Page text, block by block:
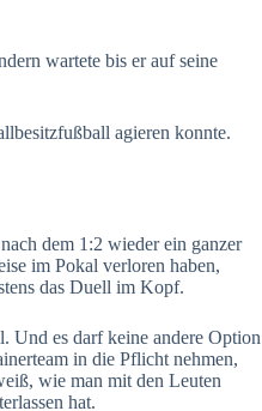
wartete bis er auf seine
agieren konnte.
dem 1:2 wieder ein ganzer
im Pokal verloren haben,
das Duell im Kopf.
Und es darf keine andere Option
in die Pflicht nehmen,
wie man mit den Leuten
hat.